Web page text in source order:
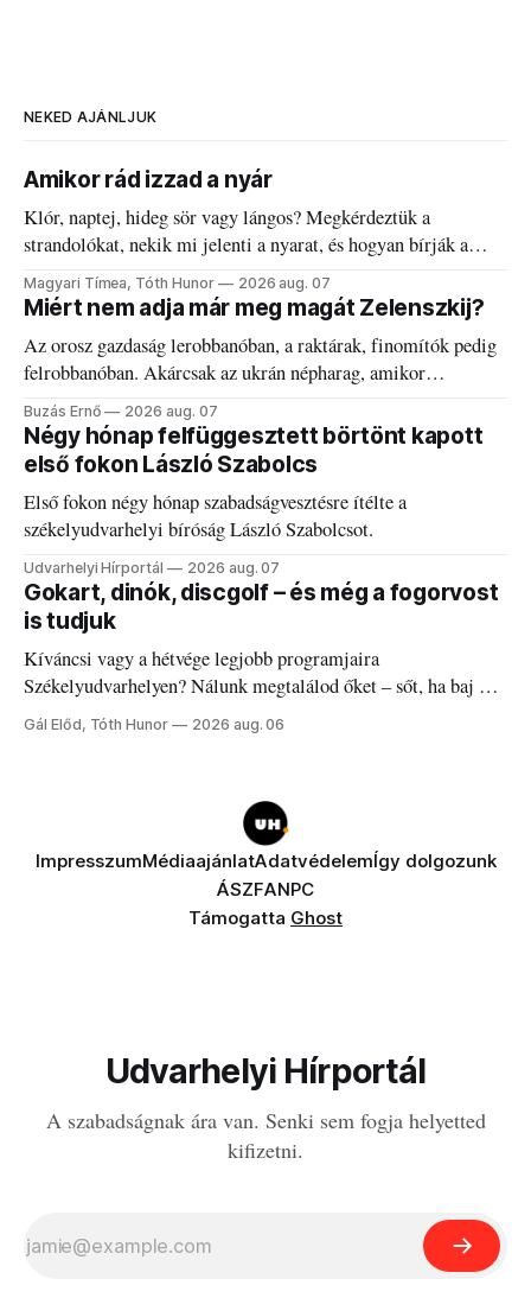
NEKED AJÁNLJUK
Amikor rád izzad a nyár
Klór, naptej, hideg sör vagy lángos? Megkérdeztük a
strandolókat, nekik mi jelenti a nyarat, és hogyan bírják a
kánikulát.
Magyari Tímea, Tóth Hunor 2026 aug. 07
Miért nem adja már meg magát Zelenszkij?
Az orosz gazdaság lerobbanóban, a raktárak, finomítók pedig
felrobbanóban. Akárcsak az ukrán népharag, amikor
elégedetlen vezetőivel.
Buzás Ernő 2026 aug. 07
Négy hónap felfüggesztett börtönt kapott
első fokon László Szabolcs
Első fokon négy hónap szabadságvesztésre ítélte a
székelyudvarhelyi bíróság László Szabolcsot.
Udvarhelyi Hírportál 2026 aug. 07
Gokart, dinók, discgolf – és még a fogorvost
is tudjuk
Kíváncsi vagy a hétvége legjobb programjaira
Székelyudvarhelyen? Nálunk megtalálod őket – sőt, ha baj van
a fogaddal, a fogorvosi ügyeletet is!
Gál Előd, Tóth Hunor 2026 aug. 06
ImpresszumMédiaajánlatAdatvédelemÍgy dolgozunk
ÁSZFANPC
Támogatta Ghost
Udvarhelyi Hírportál
A szabadságnak ára van. Senki sem fogja helyetted
kifizetni.